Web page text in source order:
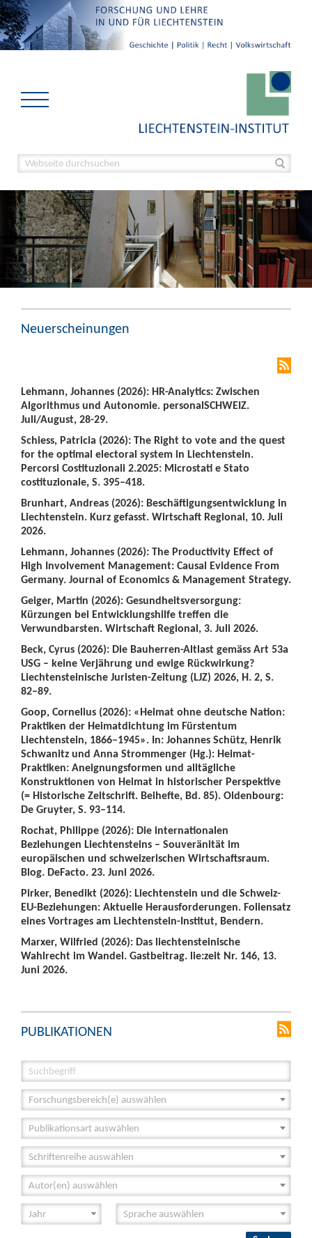
Neuerscheinungen
Lehmann, Johannes (2026): HR-Analytics: Zwischen
Algorithmus und Autonomie. personalSCHWEIZ.
Juli/August, 28-29.
Schiess, Patricia (2026): The Right to vote and the quest
for the optimal electoral system in Liechtenstein.
Percorsi Costituzionali 2.2025: Microstati e Stato
costituzionale, S. 395–418.
Brunhart, Andreas (2026): Beschäftigungsentwicklung in
Liechtenstein. Kurz gefasst. Wirtschaft Regional, 10. Juli
2026.
Lehmann, Johannes (2026): The Productivity Effect of
High Involvement Management: Causal Evidence From
Germany. Journal of Economics & Management Strategy.
Geiger, Martin (2026): Gesundheitsversorgung:
Kürzungen bei Entwicklungshilfe treffen die
Verwundbarsten. Wirtschaft Regional, 3. Juli 2026.
Beck, Cyrus (2026): Die Bauherren-Altlast gemäss Art 53a
USG – keine Verjährung und ewige Rückwirkung?
Liechtensteinische Juristen-Zeitung (LJZ) 2026, H. 2, S.
82–89.
Goop, Cornelius (2026): «Heimat ohne deutsche Nation:
Praktiken der Heimatdichtung im Fürstentum
Liechtenstein, 1866–1945». In: Johannes Schütz, Henrik
Schwanitz und Anna Strommenger (Hg.): Heimat-
Praktiken: Aneignungsformen und alltägliche
Konstruktionen von Heimat in historischer Perspektive
(= Historische Zeitschrift. Beihefte, Bd. 85). Oldenbourg:
De Gruyter, S. 93–114.
Rochat, Philippe (2026): Die internationalen
Beziehungen Liechtensteins – Souveränität im
europäischen und schweizerischen Wirtschaftsraum.
Blog. DeFacto. 23. Juni 2026.
Pirker, Benedikt (2026): Liechtenstein und die Schweiz-
EU-Beziehungen: Aktuelle Herausforderungen. Foliensatz
eines Vortrages am Liechtenstein-Institut, Bendern.
Marxer, Wilfried (2026): Das liechtensteinische
Wahlrecht im Wandel. Gastbeitrag. lie:zeit Nr. 146, 13.
Juni 2026.
PUBLIKATIONEN
Forschungsbereich(e) auswählen
Publikationsart auswählen
Schriftenreihe auswählen
Autor(en) auswählen